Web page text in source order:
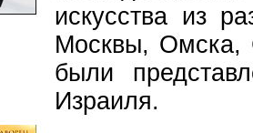
искусства из
Москвы, Омска,
были
Израиля.